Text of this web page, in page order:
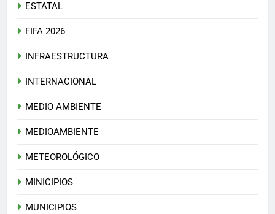
ESTATAL
FIFA 2026
INFRAESTRUCTURA
INTERNACIONAL
MEDIO AMBIENTE
MEDIOAMBIENTE
METEOROLÓGICO
MINICIPIOS
MUNICIPIOS